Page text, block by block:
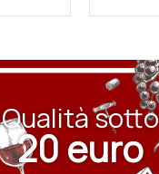
Qualità sotto
20 euro